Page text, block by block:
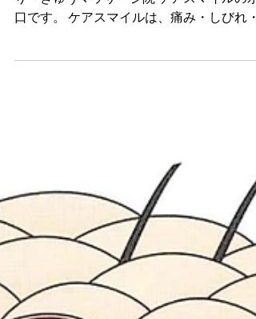
水口 貴成
2024年2月7日
読了時間: 7分
ケアスマイル通信
り・きゅうマッサージ院 ケアスマイルの水
口です。 ケアスマイルは、痛み・しびれ・
麻痺でお悩みの方に向けた痛み専門の鍼灸
ッサージ院です。 軽い肩こりから、肩の痛
み、五十肩、腰痛だけでなく、顔面神経麻
や頭痛、片麻痺といった神経内科的な症...